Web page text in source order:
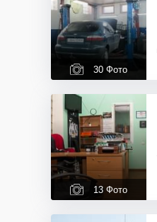
30 Фото
13 Фото